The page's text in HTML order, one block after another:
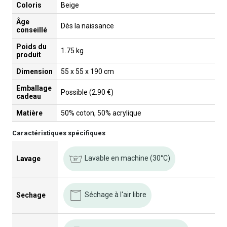
Coloris Beige
Âge
conseillé
Dès la naissance
Poids du
produit
1.75 kg
Dimension 55 x 55 x 190 cm
Emballage
cadeau
Possible (2.90 €)
Matière 50% coton, 50% acrylique
Caractéristiques spécifiques
Lavage Lavable en machine (30°C)
Sechage Séchage à l'air libre